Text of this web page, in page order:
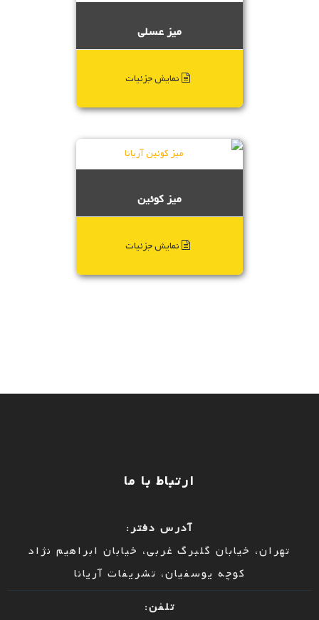
میز عسلی
نمایش جزئیات
میز کوئین
نمایش جزئیات
ارتباط با ما
آدرس دفتر:
تهران، خیابان گلبرگ غربی، خیابان ابراهیم نژاد
کوچه یوسفیان، تشریفات آریانا
تلفن: